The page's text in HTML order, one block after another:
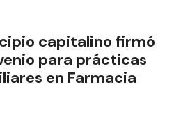
capitalino firmó
para prácticas
en Farmacia